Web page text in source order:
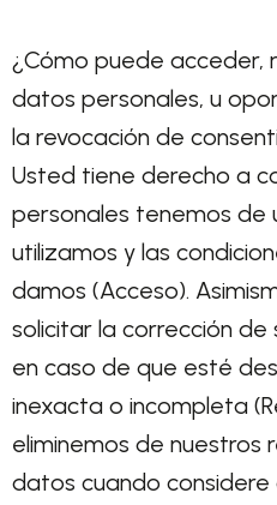
¿Cómo puede acceder,
datos personales, u
la revocación de
Usted tiene derecho a
personales tenemos de
utilizamos y las
damos (Acceso).
solicitar la corrección
en caso de que esté
inexacta o incompleta
eliminemos de nuestros
datos cuando